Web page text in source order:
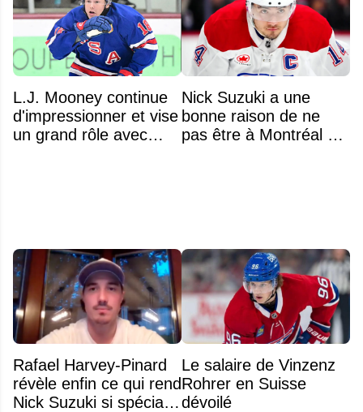
L.J. Mooney continue
d'impressionner et vise
un grand rôle avec
Nick Suzuki a une
bonne raison de ne
pas être à Montréal cet
Rafael Harvey-Pinard
révèle enfin ce qui rend
Nick Suzuki si spécial
Le salaire de Vinzenz
Rohrer en Suisse
dévoilé